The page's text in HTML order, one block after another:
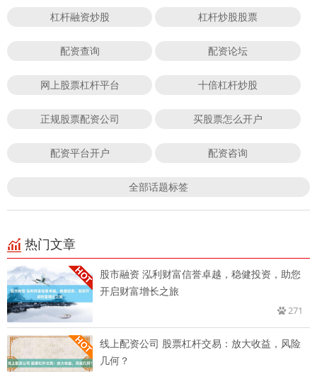
杠杆融资炒股 杠杆炒股股票
配资查询 配资论坛
网上股票杠杆平台 十倍杠杆炒股
正规股票配资公司 买股票怎么开户
配资平台开户 配资咨询
全部话题标签
热门文章
股市融资 泓利财富信誉卓越，稳健投资，助您
开启财富增长之旅
271
线上配资公司 股票杠杆交易：放大收益，风险
几何？